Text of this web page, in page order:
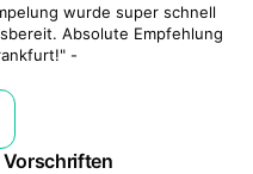
wurde super schnell
Absolute Empfehlung
-